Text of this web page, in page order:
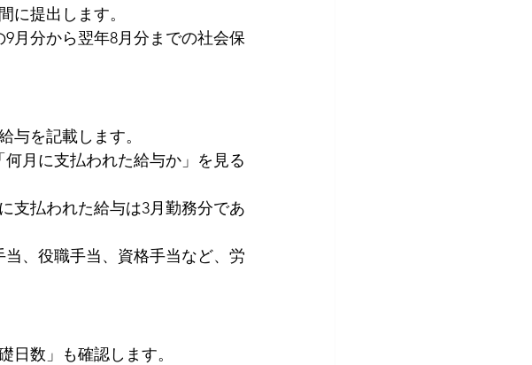
に提出します。
月分から翌年8月分までの社会保
与を記載します。
月に支払われた給与か」を見る
支払われた給与は3月勤務分であ
、役職手当、資格手当など、労
日数」も確認します。